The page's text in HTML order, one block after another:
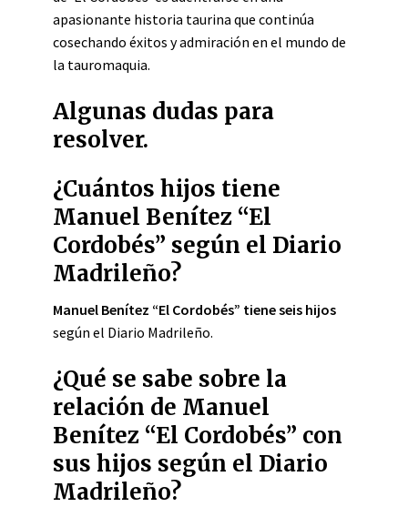
apasionante historia taurina que continúa
cosechando éxitos y admiración en el mundo de
la tauromaquia.
Algunas dudas para
resolver.
¿Cuántos hijos tiene
Manuel Benítez “El
Cordobés” según el Diario
Madrileño?
Manuel Benítez “El Cordobés” tiene seis hijos
según el Diario Madrileño.
¿Qué se sabe sobre la
relación de Manuel
Benítez “El Cordobés” con
sus hijos según el Diario
Madrileño?